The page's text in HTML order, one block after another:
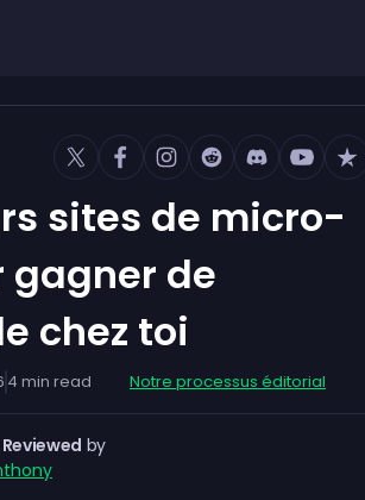
sites de micro-
gagner de
chez toi
4 min read Notre processus éditorial
Reviewed by